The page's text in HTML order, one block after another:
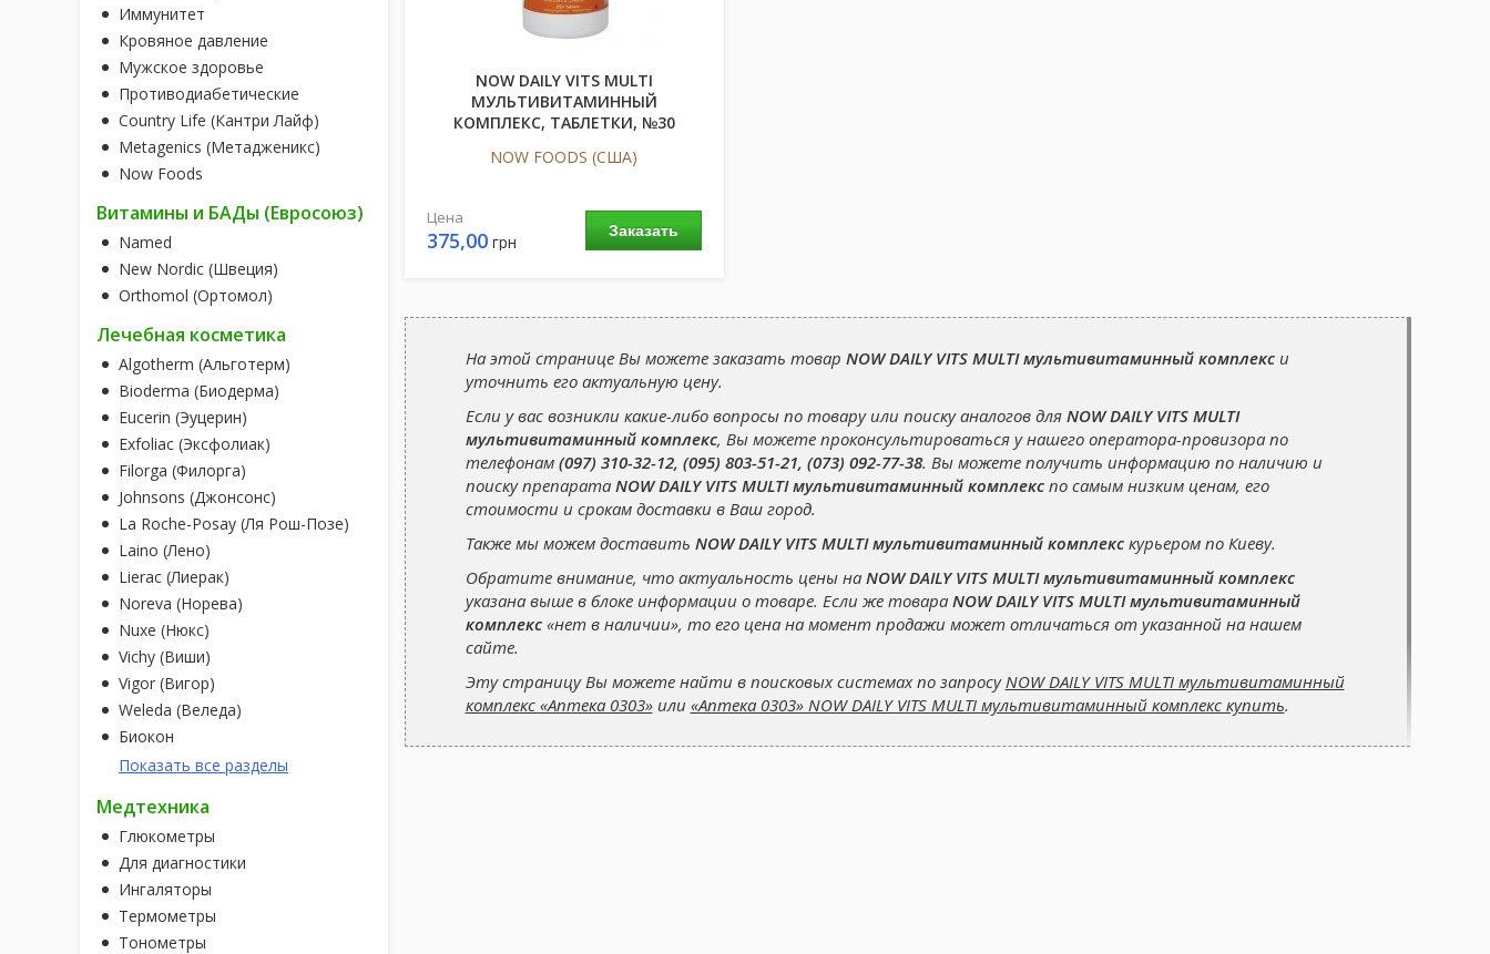
Иммунитет
Кровяное давление
Мужское здоровье
Противодиабетические
Country Life (Кантри Лайф)
Metagenics (Метадженикс)
Now Foods
Витамины и БАДы (Евросоюз)
Named
New Nordic (Швеция)
Orthomol (Ортомол)
Лечебная косметика
Algotherm (Альготерм)
Bioderma (Биодерма)
Eucerin (Эуцерин)
Exfoliac (Эксфолиак)
Filorga (Филорга)
Johnsons (Джонсонс)
La Roche-Posay (Ля Рош-Позе)
Laino (Лено)
Lierac (Лиерак)
Noreva (Норева)
Nuxe (Нюкс)
Vichy (Виши)
Vigor (Вигор)
Weleda (Веледа)
Биокон
Показать все разделы
Медтехника
Глюкометры
Для диагностики
Ингаляторы
Термометры
Тонометры
NOW DAILY VITS MULTI
МУЛЬТИВИТАМИННЫЙ
КОМПЛЕКС, ТАБЛЕТКИ, №30
NOW FOODS (США)
Заказать
Цена
375,00грн
На этой странице Вы можете заказать товар NOW DAILY VITS MULTI мультивитаминный комплекси
уточнить его актуальную цену.
Если у вас возникли какие-либо вопросы по товару или поиску аналогов для NOW DAILY VITS MULTI
мультивитаминный комплекс, Вы можете проконсультироваться у нашего оператора-провизора по
телефонам (097) 310-32-12, (095) 803-51-21, (073) 092-77-38. Вы можете получить информацию по наличию и
поиску препарата NOW DAILY VITS MULTI мультивитаминный комплекспо самым низким ценам, его
стоимости и срокам доставки в Ваш город.
Также мы можем доставить NOW DAILY VITS MULTI мультивитаминный комплекскурьером по Киеву.
Обратите внимание, что актуальность цены на NOW DAILY VITS MULTI мультивитаминный комплекс
указана выше в блоке информации о товаре. Если же товара NOW DAILY VITS MULTI мультивитаминный
комплекс«нет в наличии», то его цена на момент продажи может отличаться от указанной на нашем
сайте.
Эту страницу Вы можете найти в поисковых системах по запросу NOW DAILY VITS MULTI мультивитаминный
комплекс «Аптека 0303»или «Аптека 0303» NOW DAILY VITS MULTI мультивитаминный комплекс купить.